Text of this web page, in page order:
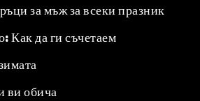
за мъж за всеки празник
Как да ги съчетаем
ви обича